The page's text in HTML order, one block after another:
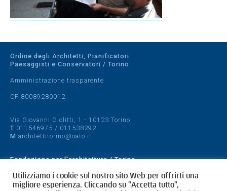
Ordine degli Architetti, Pianificatori
Paesaggisti e Conservatori / Torino
Amministrazione trasparente
CF 80089280012
Via Giovanni Giolitti, 1 - 10123 Torino
T 011546975 / 011538292
M architettitorino@oato.it
Fondazione per l'architettura / Torino
Designed by quattrolinee.it
Utilizziamo i cookie sul nostro sito Web per offrirti una
migliore esperienza. Cliccando su "Accetta tutto",